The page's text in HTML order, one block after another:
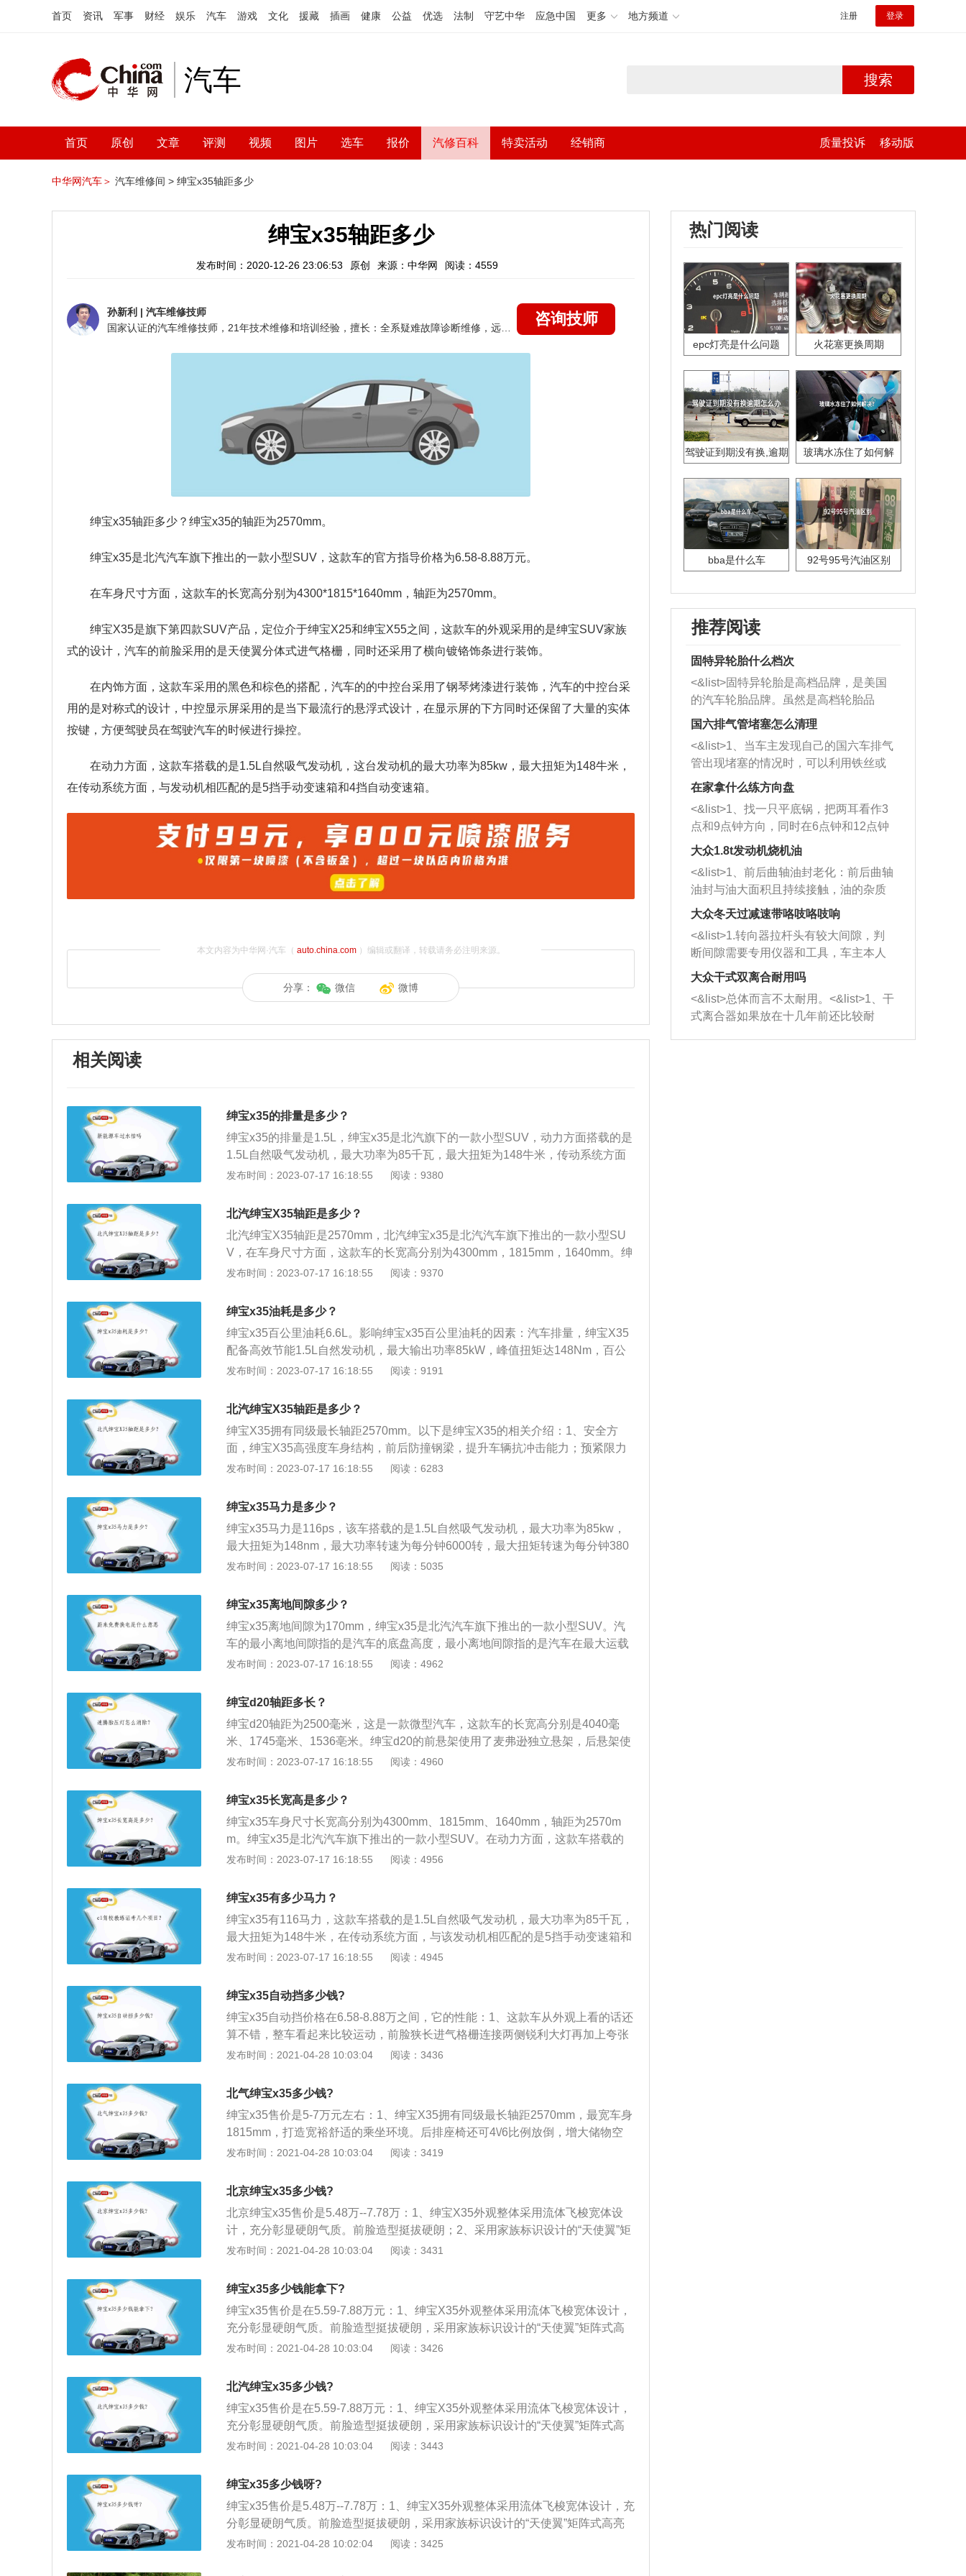
首页 资讯 军事 财经 娱乐 汽车 游戏 文化 援藏 插画 健康 公益 优选 法制 守艺中华 应急中国 更多 地方频道 注册 登录
汽车 搜索
首页 原创 文章 评测 视频 图片 选车 报价 汽修百科 特卖活动 经销商 质量投诉 移动版
中华网汽车＞ 汽车维修间 > 绅宝x35轴距多少
绅宝x35轴距多少
发布时间：2020-12-26 23:06:53 原创 来源：中华网 阅读：4559
孙新利 | 汽车维修技师
咨询技师
绅宝x35轴距多少？ 绅宝x35的轴距为2570mm。
绅宝x35是北汽汽车旗下推出的一款小型SUV，这款车的官方指导价格为6.58-8.88万元。
在车身尺寸方面，这款车的长宽高分别为4300*1815*1640mm，轴距为2570mm。
绅宝X35是旗下第四款SUV产品，定位介于绅宝X25和绅宝X55之间，这款车的外观采用的是绅宝SUV家族
式的设计，汽车的前脸采用的是天使翼分体式进气格栅，同时还采用了横向镀铬饰条进行装饰。
在内饰方面，这款车采用的黑色和棕色的搭配，汽车的的中控台采用了钢琴烤漆进行装饰，汽车的中控台采
用的是对称式的设计，中控显示屏采用的是当下最流行的悬浮式设计，在显示屏的下方同时还保留了大量的实体
按键，方便驾驶员在驾驶汽车的时候进行操控。
在动力方面，这款车搭载的是1.5L自然吸气发动机，这台发动机的最大功率为85kw，最大扭矩为148牛米，
在传动系统方面，与发动机相匹配的是5挡手动变速箱和4挡自动变速箱。
本文内容为中华网·汽车（ auto.china.com）编辑或翻译，转载请务必注明来源。
分享： 微信 微博
相关阅读
绅宝x35的排量是多少？
绅宝x35的排量是1.5L，绅宝x35是北汽旗下的一款小型SUV，动力方面搭载的是
1.5L自然吸气发动机，最大功率为85千瓦，最大扭矩为148牛米，传动系统方面
与发动机相匹配的是5挡手动变速箱和4挡自动变速箱。绅宝x35采用绅宝全新家
为整个车头增添了几分野性。尺寸方面，绅宝x35的长宽高分别是4300毫米、18
15毫米、1640毫米，轴距是2570毫米。
发布时间：2023-07-17 16:18:55 阅读：9380
北汽绅宝X35轴距是多少？
北汽绅宝X35轴距是2570mm，北汽绅宝x35是北汽汽车旗下推出的一款小型SU
V，在车身尺寸方面，这款车的长宽高分别为4300mm，1815mm，1640mm。绅
宝X35的外观采用的是绅宝SUV家族式的设计，汽车的前脸采用的是天使翼分体
黑色和棕色的搭配，汽车的的中控台采用了钢琴烤漆进行装饰，汽车的中控台采
用的是对称式的设计，中控显示屏采用的是当下流行的悬浮式设计，在显示屏的
下方同时还保留了大量的实体按键，方便驾驶员在驾驶汽车的时候进行操控。
发布时间：2023-07-17 16:18:55 阅读：9370
绅宝x35油耗是多少？
绅宝x35百公里油耗6.6L。影响绅宝x35百公里油耗的因素：汽车排量，绅宝X35
配备高效节能1.5L自然发动机，最大输出功率85kW，峰值扭矩达148Nm，百公
里油耗低至6.6L。传动方面，匹配的是5速手动或4速爱信自动变速箱，自动变速
法：起步要缓慢，车辆在起步过程中，应以低档起步，轻轻地踩下油门，缓缓提
速。不要一下子猛踩油门，猛踩油门会成倍增加油耗。轻踩油门的起步方式既可
以使发动机的升温时间缩短，还可以有效提升燃油利用率，从而达到省油的效
果。轻加油，轻刹车，早刹车，在日常开车中，有些人习惯猛踩油门，殊不知油
耗就在这里悄悄增多。猛踩油门会增加二氧化碳的排放，且大大增加油耗。所以
颤抖，从而让车子更加省油。
发布时间：2023-07-17 16:18:55 阅读：9191
北汽绅宝X35轴距是多少？
绅宝X35拥有同级最长轴距2570mm。以下是绅宝X35的相关介绍：1、安全方
面，绅宝X35高强度车身结构，前后防撞钢梁，提升车辆抗冲击能力；预紧限力
式安全带、六位一体安全气囊，全方位包裹，最大限度保护驾乘者安全。博世9.1
此之外，还有智能泊车辅助系统、胎压监测等丰富配置。2、绅宝X35配备高效节
能1.5L自然发动机，最大输出功率85kW，峰值扭矩达148Nm，百公里油耗低至
6.6L。传动方面，匹配的是5速手动或4速爱信自动变速箱，自动变速箱具备手
动、运动和雪地模式；手动挡配有智能换挡提醒功能。
发布时间：2023-07-17 16:18:55 阅读：6283
绅宝x35马力是多少？
绅宝x35马力是116ps，该车搭载的是1.5L自然吸气发动机，最大功率为85kw，
最大扭矩为148nm，最大功率转速为每分钟6000转，最大扭矩转速为每分钟380
0至4800转。在传动系统方面，与发动机相匹配的是5挡手动变速箱和4挡自动变
为4300mm、1815mm、1640mm，轴距为2570mm。该车尾灯采用狮爪型设计，
天使翼后雾灯与前进气格栅完美呼应。
发布时间：2023-07-17 16:18:55 阅读：5035
绅宝x35离地间隙多少？
绅宝x35离地间隙为170mm，绅宝x35是北汽汽车旗下推出的一款小型SUV。汽
车的最小离地间隙指的是汽车的底盘高度，最小离地间隙指的是汽车在最大运载
的情况下，车辆车底离水平地面的最小连接距离，汽车的最小离地间隙直接影响
2570mm。绅宝X35配备高效节能1.5L自然发动机，最大输出功率85kw，峰值扭
矩达148nm。
发布时间：2023-07-17 16:18:55 阅读：4962
绅宝d20轴距多长？
绅宝d20轴距为2500毫米，这是一款微型汽车，这款车的长宽高分别是4040毫
米、1745毫米、1536亳米。绅宝d20的前悬架使用了麦弗逊独立悬架，后悬架使
用了扭力梁悬架，微型汽车的后悬架多数都会使用扭力梁，因为扭力梁悬架的结
是1.3升自然吸气发动机，另一款是1.5升自然吸气发动机，其中1.5升自然吸气发
动机最大功率85kw，最大扭矩为148Nm，这款发动机搭载了多点电喷技术，并
且使用了铝合金缸盖缸体，与这款发动机匹配的是5速手动变速箱或4AT变速箱。
发布时间：2023-07-17 16:18:55 阅读：4960
绅宝x35长宽高是多少？
绅宝x35车身尺寸长宽高分别为4300mm、1815mm、1640mm，轴距为2570m
m。绅宝x35是北汽汽车旗下推出的一款小型SUV。在动力方面，这款车搭载的
是1.5L自然吸气发动机，这台发动机的最大功率为85kw，最大扭矩为148nm。在
栅，同时还采用了贯穿式的镀铬饰条进行装饰，倒梯形的下格栅两侧带有雾灯，
汽车前脸的大灯采用的是上扬式的设计，与进气格栅相连，使汽车的前脸看上去
更加精致。
发布时间：2023-07-17 16:18:55 阅读：4956
绅宝x35有多少马力？
绅宝x35有116马力，这款车搭载的是1.5L自然吸气发动机，最大功率为85千瓦，
最大扭矩为148牛米，在传动系统方面，与该发动机相匹配的是5挡手动变速箱和
4挡自动变速箱。绅宝x35全系车型搭载的1.5L自然吸气发动机代号为A151，该发
每分钟3800至4800转时可以输出最大的扭矩。北汽绅宝x35在2016年4月25日正
式开幕的北京车展上正式首发，新车采用黑色网格状进气格栅，前保险杠下沿配
有银色护板，整体造型动感，另外新车配有透镜式大灯，前雾灯处配有“C”字形镀
铬装饰。
发布时间：2023-07-17 16:18:55 阅读：4945
绅宝x35自动挡多少钱?
绅宝x35自动挡价格在6.58-8.88万之间，它的性能：1、这款车从外观上看的话还
算不错，整车看起来比较运动，前脸狭长进气格栅连接两侧锐利大灯再加上夸张
的下包围，使得整车前脸看起来还是比较有辨识度的，车身线条比较内敛，看起
观颜值还是不低的；2、动力方面这款车搭载的都是1.5L自吸式发动机，最大功率
为116马力，最大扭矩为148牛米，动力比较一般，传动系统匹配有5挡手动或4挡
自动变速箱，驾驶起来还算不错，其动力也是完全能够满足这款车平时用车的动
力需求；3、在内饰上这款车设计和做工还算不错，中控对称式简约设计，看起
来并不是很复杂多样，感觉操控应该很容易，多功能方向盘按键也不是很多，驾
觉还不错，做工方面也还比较不错，座椅用料虽说普通，但是乘坐起来还是非常
舒服的，整体来说这款车的内饰还是能够让人满意的；4、配置方面这款车确实
比较一般，本身其控制内饰控制按钮也不是很多，所以相对配置也不是非常齐
的空间表现还是很不错的，虽说是一款小型suv，但是这款车的车身尺寸却并不
发布时间：2021-04-28 10:03:04 阅读：3436
北气绅宝x35多少钱?
绅宝x35售价是5-7万元左右：1、绅宝X35拥有同级最长轴距2570mm，最宽车身
1815mm，打造宽裕舒适的乘坐环境。后排座椅还可4\/6比例放倒，增大储物空
间；2、内饰整体采用撞色式内饰设计，年轻富有活力。三幅式真皮方向盘采用
将琴键般触感淋漓展现；飞机喷气口式空调出风，彰显科技时尚气息；3、相较
于同级车，绅宝X35根据不同车型，配备1.25㎡同级唯一可开启全景天窗、同级
唯一前排座椅加热、倒车影像、SmartCall智能手机互联系统等越级配置。
发布时间：2021-04-28 10:03:04 阅读：3419
北京绅宝x35多少钱?
北京绅宝x35售价是5.48万--7.78万：1、绅宝X35外观整体采用流体飞梭宽体设
计，充分彰显硬朗气质。前脸造型挺拔硬朗；2、采用家族标识设计的“天使翼”矩
阵式高亮格栅雕琢细致，极具视觉冲击；透镜式前大灯犀利有神；搭配三孔式银
线，硬朗的转角，彰显十足的力量感；4、“豹肩式”轮包搭配红色卡钳，运动范儿
满满。后部紧实有型，尾灯采用狮爪型设计，天使翼后雾灯与前进气格栅完美呼
应。增添几分SUV应有的气势。
发布时间：2021-04-28 10:03:04 阅读：3431
绅宝x35多少钱能拿下?
绅宝x35售价是在5.59-7.88万元：1、绅宝X35外观整体采用流体飞梭宽体设计，
充分彰显硬朗气质。前脸造型挺拔硬朗，采用家族标识设计的“天使翼”矩阵式高
亮格栅雕琢细致，极具视觉冲击；2、透镜式前大灯犀利有神；搭配三孔式银色
的转角，彰显十足的力量感；3、“豹肩式”轮包搭配红色卡钳，运动范儿满满。后
部紧实有型，尾灯采用狮爪型设计，天使翼后雾灯与前进气格栅完美呼应。增添
几分SUV应有的气势。
发布时间：2021-04-28 10:03:04 阅读：3426
北汽绅宝x35多少钱?
绅宝x35售价是在5.59-7.88万元：1、绅宝X35外观整体采用流体飞梭宽体设计，
充分彰显硬朗气质。前脸造型挺拔硬朗，采用家族标识设计的“天使翼”矩阵式高
亮格栅雕琢细致，极具视觉冲击；2、透镜式前大灯犀利有神；搭配三孔式银色
的转角，彰显十足的力量感；3、“豹肩式”轮包搭配红色卡钳，运动范儿满满。后
部紧实有型，尾灯采用狮爪型设计，天使翼后雾灯与前进气格栅完美呼应。增添
几分SUV应有的气势。
发布时间：2021-04-28 10:03:04 阅读：3443
绅宝x35多少钱呀?
绅宝x35售价是5.48万--7.78万：1、绅宝X35外观整体采用流体飞梭宽体设计，充
分彰显硬朗气质。前脸造型挺拔硬朗，采用家族标识设计的“天使翼”矩阵式高亮
格栅雕琢细致，极具视觉冲击；2、透镜式前大灯犀利有神；搭配三孔式银色下
发布时间：2021-04-28 10:02:04 阅读：3425
热门阅读
epc灯亮是什么问题 火花塞更换周期
驾驶证到期没有换,逾期
玻璃水冻住了如何解
bba是什么车 92号95号汽油区别
推荐阅读
固特异轮胎什么档次
<&list>固特异轮胎是高档品牌，是美国
的汽车轮胎品牌。虽然是高档轮胎品
牌，但是中高低端的轮胎都有生产，这
也是为了更好的开拓市场。
国六排气管堵塞怎么清理
<&list>1、当车主发现自己的国六车排气
管出现堵塞的情况时，可以利用铁丝或
者是细棍，直接将杂物给取出来，如果
堵塞情况比较严重，也可以采取应急措
施。 <&list>2、直接利用木棍将所有的
杂物推到排气管里面的位置处，然后将
三元催化器拆解开，就可以将堵塞的东
西取出来。但如果是因为积碳过多引起
的堵塞，就需要将三元催化器泡在草酸
洗剂对堵塞的情况得到解决，将清洗剂
放在燃油箱中，与燃油混合后，车辆启
动时，就可以和汽油一起进入到燃烧
室，最后形成废气排出，就可以让三元
催化器得到清洗，排气管堵塞的情况就
能够得到解决。
在家拿什么练方向盘
<&list>1、找一只平底锅，把两耳看作3
点和9点钟方向，同时在6点钟和12点钟
方向做一个标记。 <&list>2、双手握住
一圈半的练习，往右同样也要打相同的
圈数。 <&list>3、最后强调要反复练
习，这样就可以形成肌肉记忆，在真实
驾驶车辆时，不需要记忆也能打好方
向。
大众1.8t发动机烧机油
<&list>1、前后曲轴油封老化：前后曲轴
油封与油大面积且持续接触，油的杂质
和发动机内持续温度变化使其密封效果
逐渐减弱，导致渗油或漏油。<&list>2、
活塞间隙过大：积碳会使活塞环与缸体
的间隙扩大，导致机油流入燃烧室中，
造成烧机油。<&list>3、机油粘度。使用
机油粘度过小的话，同样会有烧机油现
象，机油粘度过小具有很好的流动性，
大众冬天过减速带咯吱咯吱响
<&list>1.转向器拉杆头有较大间隙，判
断间隙需要专用仪器和工具，车主本人
无法制作，需要将车辆送到修理厂或4s
店；<&list>2.车辆半轴套管防尘罩破
裂，破裂后会出现漏油现象，使半轴磨
损严重，磨损的半轴容易损坏，产生异
响；<&list>3.稳定器的转向胶套和球头
大众干式双离合耐用吗
<&list>总体而言不太耐用。<&list>1、干
式离合器如果放在十几年前还比较耐